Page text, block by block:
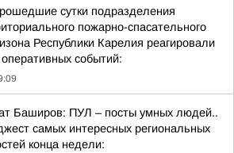
сутки подразделения
пожарно-спасательного
Республики Карелия реагировали
событий:
Баширов: ПУЛ – посты умных людей..
самых интересных региональных
конца недели: